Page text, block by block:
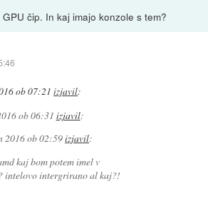
čip. In kaj imajo konzole s tem?
ob 07:21 izjavil:
ob 06:31 izjavil:
2016 ob 02:59izjavil:
kaj bom potem imel v
intelovo intergrirano al kaj?!